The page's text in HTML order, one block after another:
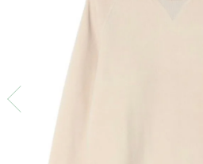
セットアップ
ルームウェア
アンダーウェアWOMEN
ソックス
ファッショングッズ
ルームウェア
バッグ
レイングッズ
セットアップ
ルームウェア
バッグ
レイングッズ
セットアップ
ルームウェア
バッグ
レイングッズ